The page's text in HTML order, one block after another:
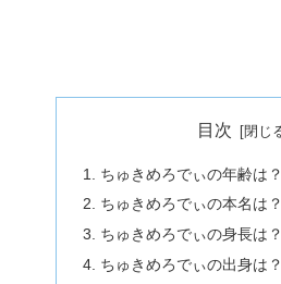
目次
ちゅきめろでぃの年齢は？
ちゅきめろでぃの本名は？
ちゅきめろでぃの身長は？
ちゅきめろでぃの出身は？